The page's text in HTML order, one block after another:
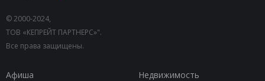
© 2000-2024,
ТОВ «КЕПРЕЙТ ПАРТНЕРС»".
Все права защищены.
Афиша
Недвижимость